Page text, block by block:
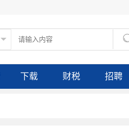
下载 财税 招聘